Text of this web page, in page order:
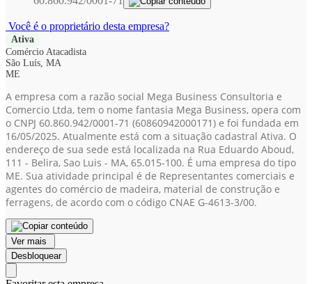
Você é o proprietário desta empresa?
Ativa
Comércio Atacadista
São Luís, MA
ME
A empresa com a razão social Mega Business Consultoria e
Comercio Ltda, tem o nome fantasia Mega Business, opera com
o CNPJ 60.860.942/0001-71 (60860942000171) e foi fundada em
16/05/2025. Atualmente está com a situação cadastral Ativa. O
endereço de sua sede está localizada na Rua Eduardo Aboud,
111 - Belira, Sao Luis - MA, 65.015-100. É uma empresa do tipo
ME. Sua atividade principal é de Representantes comerciais e
agentes do comércio de madeira, material de construção e
ferragens, de acordo com o código CNAE G-4613-3/00.
Ver mais
Desbloquear